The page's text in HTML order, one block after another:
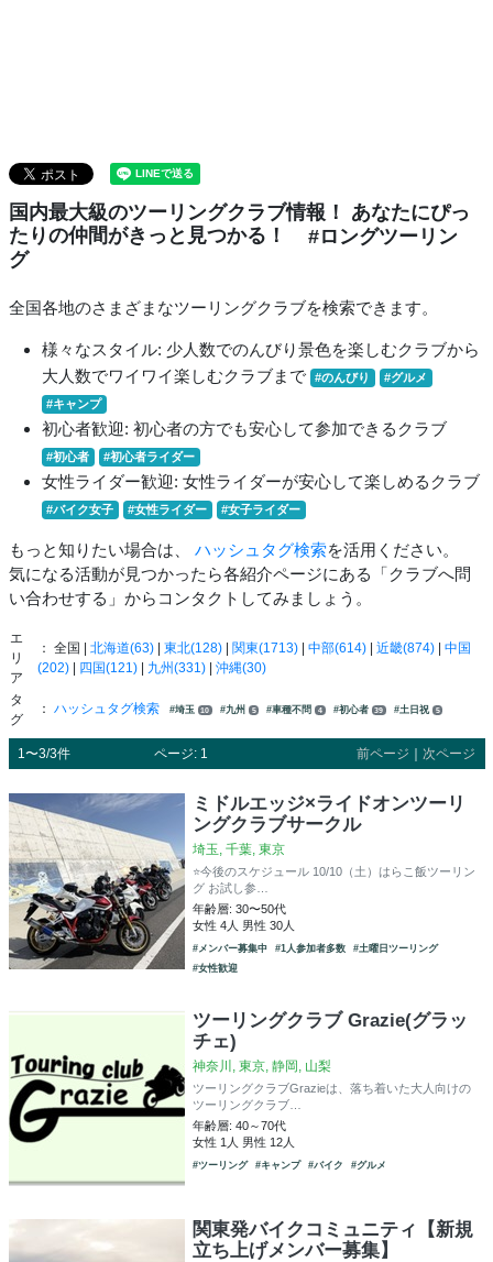
国内最大級のツーリングクラブ情報！ あなたにぴっ
たりの仲間がきっと見つかる！
#ロングツーリン
グ
全国各地のさまざまなツーリングクラブを検索できます。
様々なスタイル: 少人数でのんびり景色を楽しむクラブから
大人数でワイワイ楽しむクラブまで
#のんびり
#グルメ
#キャンプ
初心者歓迎: 初心者の方でも安心して参加できるクラブ
#初心者 #初心者ライダー
女性ライダー歓迎: 女性ライダーが安心して楽しめるクラブ
#バイク女子 #女性ライダー #女子ライダー
もっと知りたい場合は、 ハッシュタグ検索を活用ください。
気になる活動が見つかったら各紹介ページにある「クラブへ問
い合わせする」からコンタクトしてみましょう。
エ
リ
ア
： 全国 | 北海道(63)| 東北(128)| 関東(1713)| 中部(614)| 近畿(874)| 中国
(202)| 四国(121)| 九州(331)| 沖縄(30)
タ
グ
： ハッシュタグ検索 #埼玉 10 #九州 5 #車種不問 4 #初心者 39 #土日祝 5
1〜3/3件 ページ: 1 前ページ 次ページ
ミドルエッジ×ライドオンツーリ
ングクラブサークル
埼玉, 千葉, 東京
⭐️今後のスケジュール 10/10（土）はらこ飯ツーリン
グ お試し参…
年齢層: 30〜50代
女性 4人 男性 30人
#メンバー募集中 #1人参加者多数
#土曜日ツーリング
#女性歓迎
ツーリングクラブ Grazie(グラッ
チェ)
神奈川, 東京, 静岡, 山梨
ツーリングクラブGrazieは、落ち着いた大人向けの
ツーリングクラブ…
年齢層: 40～70代
女性 1人 男性 12人
#ツーリング #キャンプ #バイク #グルメ
関東発バイクコミュニティ【新規
立ち上げメンバー募集】